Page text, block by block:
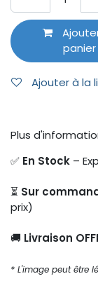
panier
Ajouter à la
Plus
✅ En Stock –
⏳ Sur
prix)
🚚 Livraison
* L'image peut être